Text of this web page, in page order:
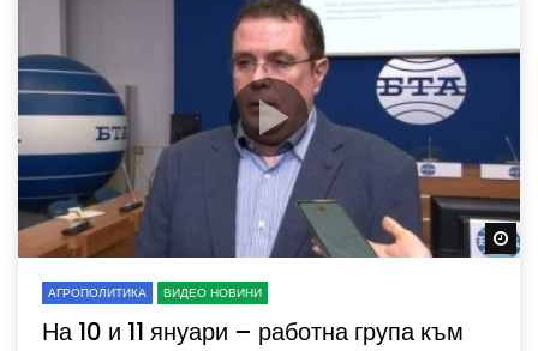
АГРОПОЛИТИКА ВИДЕО НОВИНИ
На 10 и 11 януари – работна група към